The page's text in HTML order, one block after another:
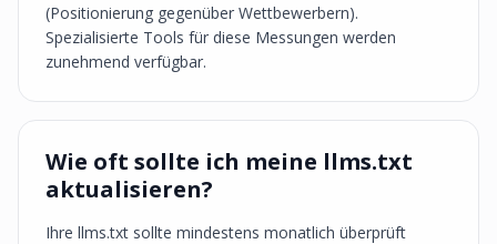
(Positionierung gegenüber Wettbewerbern).
Spezialisierte Tools für diese Messungen werden
zunehmend verfügbar.
Wie oft sollte ich meine llms.txt
aktualisieren?
Ihre llms.txt sollte mindestens monatlich überprüft